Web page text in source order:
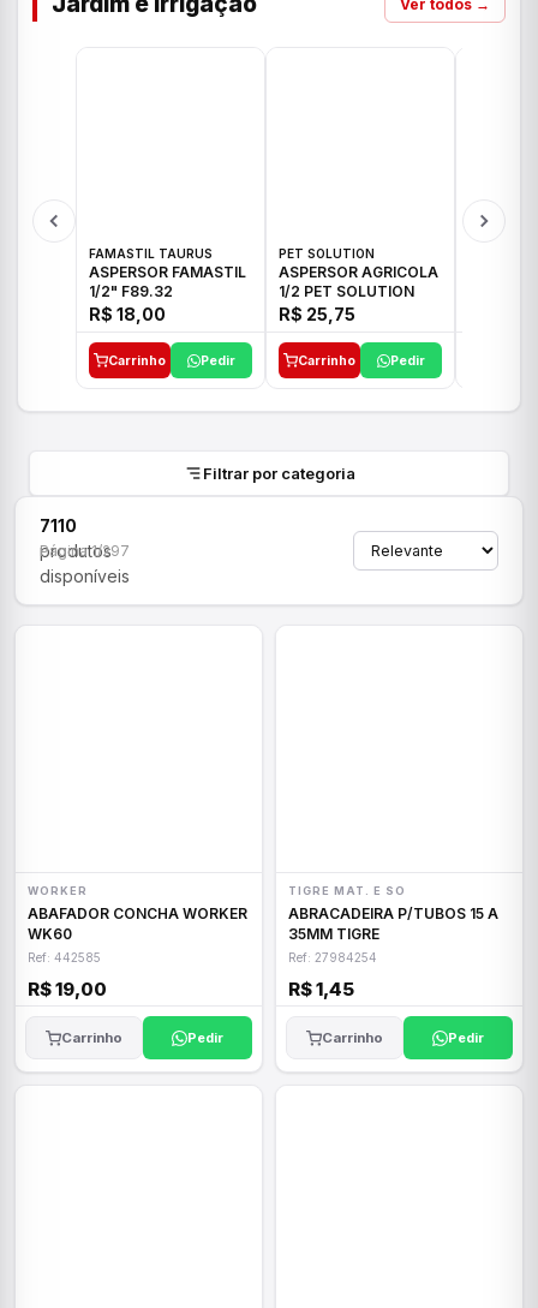
Ver todos →
FAMASTIL TAURUS
ASPERSOR FAMASTIL
1/2" F89.32
R$ 18,00
Carrinho Pedir
PET SOLUTION
ASPERSOR AGRICOLA
1/2 PET SOLUTION
R$ 25,75
Carrinho Pedir
Filtrar por categoria
7110
produtos
disponíveis
Página 1/297
WORKER
ABAFADOR CONCHA WORKER
WK60
Ref: 442585
R$ 19,00
Carrinho Pedir
TIGRE MAT. E SO
ABRACADEIRA P/TUBOS 15 A
35MM TIGRE
Ref: 27984254
R$ 1,45
Carrinho Pedir